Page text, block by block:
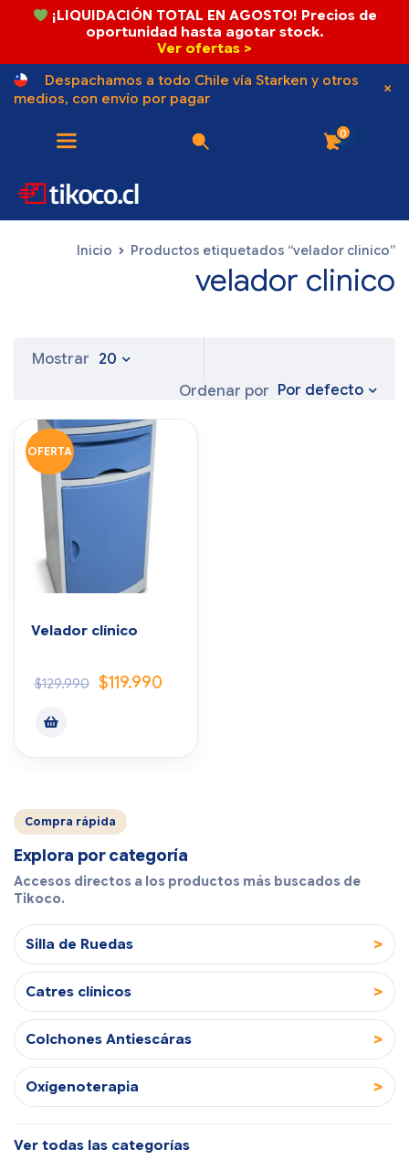
¡LIQUIDACIÓN TOTAL EN AGOSTO! Precios de
oportunidad hasta agotar stock.
Ver ofertas >
Despachamos a todo Chile vía Starken y otros
medios, con envío por pagar
0
Inicio Productos etiquetados “velador clinico”
velador clinico
Compra rápida
Explora por categoría
Accesos directos a los productos más buscados de
Tikoco.
Silla de Ruedas >
Catres clínicos >
Colchones Antiescáras >
Oxígenoterapia >
Ver todas las categorías
Ordenar por Por defecto
Mostrar 20
OFERTA
Velador clínico
$129.990 $119.990